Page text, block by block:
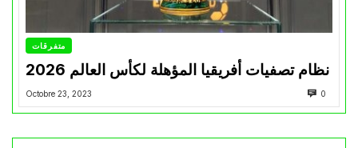
متفرقات
نظام تصفيات أفريقيا المؤهلة لكأس العالم 2026
Octobre 23, 2023 0